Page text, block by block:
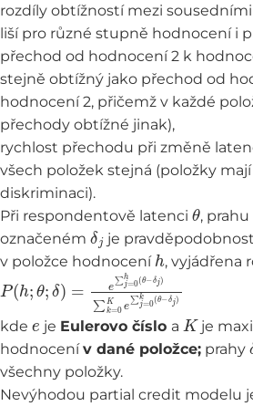
rozdíly obtížností mezi
liší pro různé stupně hodnocení i
přechod od hodnocení 2 k
stejně obtížný jako přechod od
hodnocení 2, přičemž v každé
přechody obtížné jinak),
rychlost přechodu při změně
všech položek stejná (položky
diskriminaci).
Při respondentově latenci
θ
,
označeném
δj
je
v položce hodnocení
h
, vyjádřena
P(h θ; δ)= 0h(θ−δ
kde je Eulerovo číslo a
K
je
hodnocenív dané položce; prahy
všechny položky.
Nevýhodou partial credit modelu